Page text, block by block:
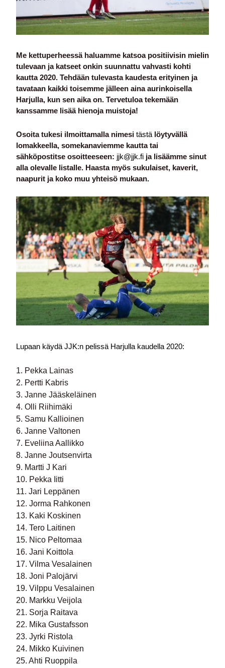
Me kettuperheessä haluamme katsoa positiivisin mielin
tulevaan ja katseet onkin suunnattu vahvasti kohti
kautta 2020. Tehdään tulevasta kaudesta erityinen ja
tavataan kaikki toisemme jälleen aina aurinkoisella
Harjulla, kun sen aika on. Tervetuloa tekemään
kanssamme lisää hienoja muistoja!
Osoita tukesi ilmoittamalla nimesi tästä löytyvällä
lomakkeella, somekanaviemme kautta tai
sähköpostitse osoitteeseen: jjk@jjk.fi ja lisäämme sinut
alla olevalle listalle. Haasta myös sukulaiset, kaverit,
naapurit ja koko muu yhteisö mukaan.
Lupaan käydä JJK:n pelissä Harjulla kaudella 2020:
1. Pekka Lainas
2. Pertti Kabris
3. Janne Jääskeläinen
4. Olli Riihimäki
5. Samu Kallioinen
6. Janne Valtonen
7. Eveliina Aallikko
8. Janne Joutsenvirta
9. Martti J Kari
10. Pekka Iitti
11. Jari Leppänen
12. Jorma Rahkonen
13. Kaki Koskinen
14. Tero Laitinen
15. Nico Peltomaa
16. Jani Koittola
17. Vilma Vesalainen
18. Joni Palojärvi
19. Vilppu Vesalainen
20. Markku Veijola
21. Sorja Raitava
22. Mika Gustafsson
23. Jyrki Ristola
24. Mikko Kuivinen
25. Ahti Ruoppila